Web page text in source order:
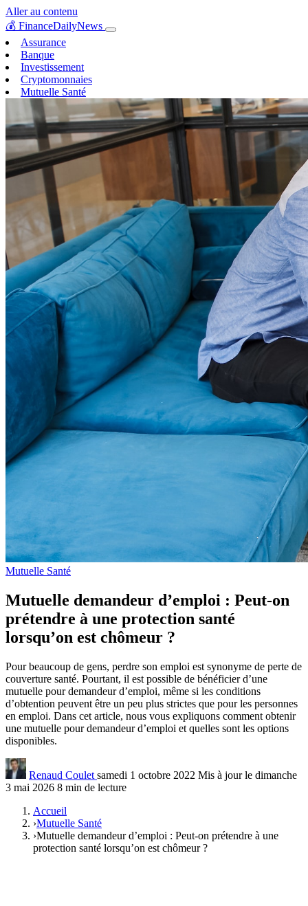
Aller au contenu
💰 FinanceDailyNews
Assurance
Banque
Investissement
Cryptomonnaies
Mutuelle Santé
Mutuelle Santé
Mutuelle demandeur d’emploi : Peut-on
prétendre à une protection santé
lorsqu’on est chômeur ?
Pour beaucoup de gens, perdre son emploi est synonyme de perte de
couverture santé. Pourtant, il est possible de bénéficier d’une
mutuelle pour demandeur d’emploi, même si les conditions
d’obtention peuvent être un peu plus strictes que pour les personnes
en emploi. Dans cet article, nous vous expliquons comment obtenir
une mutuelle pour demandeur d’emploi et quelles sont les options
disponibles.
Renaud Coulet samedi 1 octobre 2022 Mis à jour le dimanche
3 mai 2026 8 min de lecture
Accueil
›Mutuelle Santé
›Mutuelle demandeur d’emploi : Peut-on prétendre à une
protection santé lorsqu’on est chômeur ?